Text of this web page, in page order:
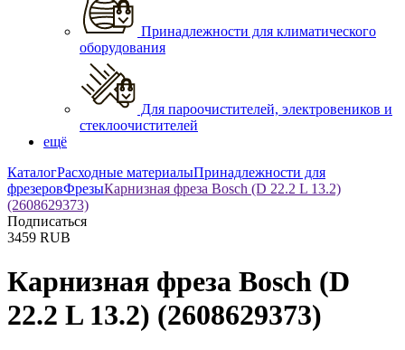
Принадлежности для климатического
оборудования
Для пароочистителей, электровеников и
стеклоочистителей
ещё
КаталогРасходные материалыПринадлежности для
фрезеровФрезыКарнизная фреза Bosch (D 22.2 L 13.2)
(2608629373)
Подписаться
3459 RUB
Карнизная фреза Bosch (D
22.2 L 13.2) (2608629373)